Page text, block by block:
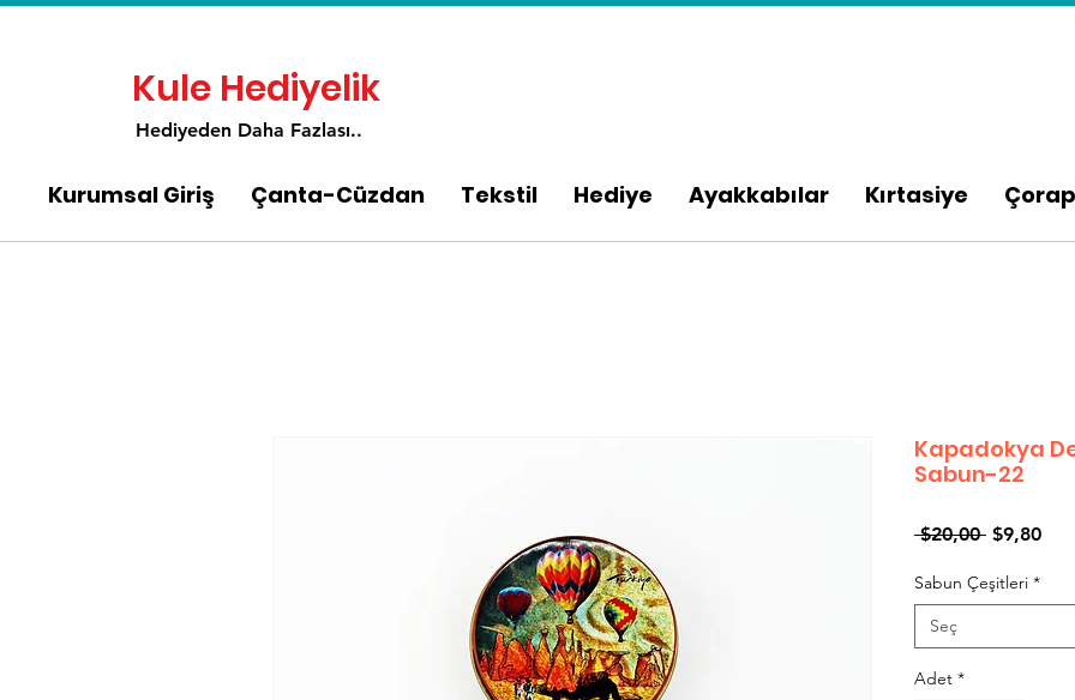
Kule Hediyelik
Hediyeden Daha Fazlası..
Kurumsal Giriş Çanta-Cüzdan Tekstil Hediye Ayakkabılar Kırtasiye Çorap
Kapadokya
Sabun-22
$20,00 Normal
$9,80
Sabun Çeşitleri *
Seç
Adet *